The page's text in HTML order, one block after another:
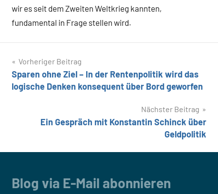
wir es seit dem Zweiten Weltkrieg kannten,
fundamental in Frage stellen wird.
Beitragsnavigation
Vorheriger Beitrag
Sparen ohne Ziel – In der Rentenpolitik wird das
logische Denken konsequent über Bord geworfen
Nächster Beitrag
Ein Gespräch mit Konstantin Schinck über
Geldpolitik
Blog via E-Mail abonnieren